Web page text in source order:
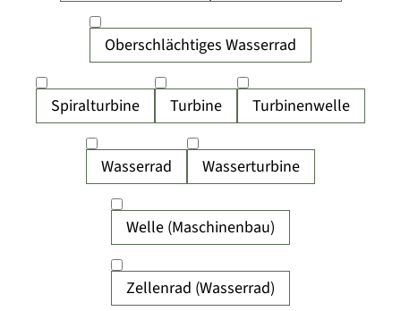
Oberschlächtiges Wasserrad
Spiralturbine Turbine Turbinenwelle
Wasserrad Wasserturbine
Welle (Maschinenbau)
Zellenrad (Wasserrad)